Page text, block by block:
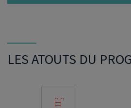
LES ATOUTS DU